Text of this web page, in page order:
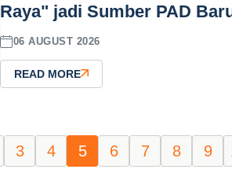
Raya" jadi Sumber PAD
06 AUGUST 2026
READ MORE
3 4 5 6 7 8 9